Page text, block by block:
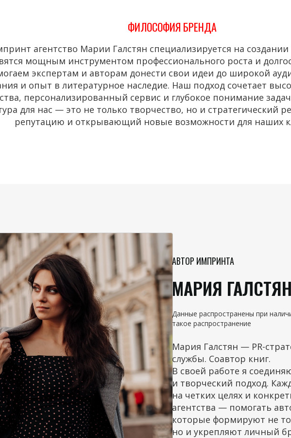
ФИЛОСОФИЯ БРЕНДА
агентство Марии Галстян специализируется на
мощным инструментом профессионального роста и
экспертам и авторам донести свои идеи до широкой
и опыт в литературное наследие. Наш подход сочетает
персонализированный сервис и глубокое понимание
для нас — это не только творчество, но и стратегический
репутацию и открывающий новые возможности для наших
АВТОР ИМПРИНТА
МАРИЯ ГАЛСТЯН
Данные распространены при
такое распространение
Мария Галстян — PR-
службы. Соавтор книг.
В своей работе я
и творческий подход.
на четких целях и
агентства — помогать
которые формируют не
но и укрепляют личный